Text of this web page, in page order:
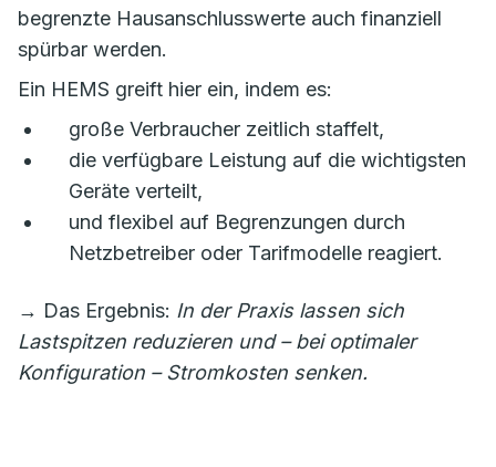
begrenzte Hausanschlusswerte auch finanziell
spürbar werden.
Ein HEMS greift hier ein, indem es:
große Verbraucher zeitlich staffelt,
die verfügbare Leistung auf die wichtigsten
Geräte verteilt,
und flexibel auf Begrenzungen durch
Netzbetreiber oder Tarifmodelle reagiert.
→ Das Ergebnis: In der Praxis lassen sich
Lastspitzen reduzieren und – bei optimaler
Konfiguration – Stromkosten senken.